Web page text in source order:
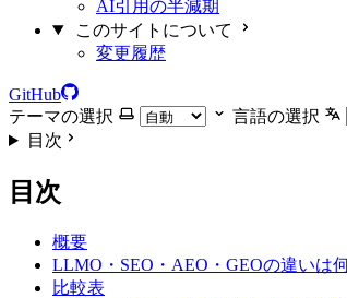
AI引用の半減期
このサイトについて
変更履歴
GitHub
テーマの選択
言語の選択
目次
目次
概要
LLMO・SEO・AEO・GEOの違いは
比較表